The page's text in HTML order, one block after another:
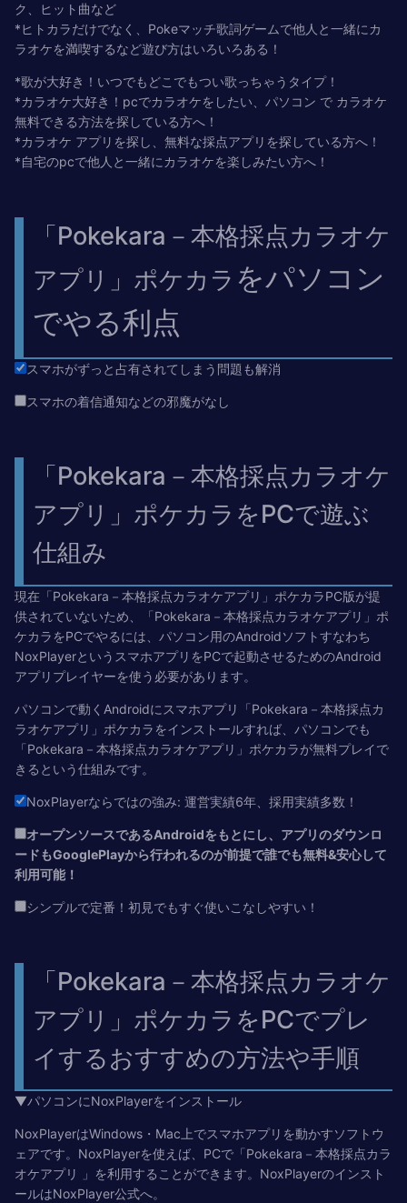
ク、ヒット曲など
*ヒトカラだけでなく、Pokeマッチ歌詞ゲームで他人と一緒にカ
ラオケを満喫するなど遊び方はいろいろある！
*歌が大好き！いつでもどこでもつい歌っちゃうタイプ！
*カラオケ大好き！pcでカラオケをしたい、パソコン で カラオケ
無料できる方法を探している方へ！
*カラオケ アプリを探し、無料な採点アプリを探している方へ！
*自宅のpcで他人と一緒にカラオケを楽しみたい方へ！
「Pokekara－本格採点カラオケ
アプリ」ポケカラ をパソコン
でやる利点
スマホがずっと占有されてしまう問題も解消
スマホの着信通知などの邪魔がなし
「Pokekara－本格採点カラオケ
アプリ」ポケカラをPCで遊ぶ
仕組み
現在「Pokekara－本格採点カラオケアプリ」ポケカラPC版が提
供されていないため、「Pokekara－本格採点カラオケアプリ」ポ
ケカラをPCでやるには、パソコン用のAndroidソフトすなわち
NoxPlayerというスマホアプリをPCで起動させるためのAndroid
アプリプレイヤーを使う必要があります。
パソコンで動くAndroidにスマホアプリ「Pokekara－本格採点カ
ラオケアプリ」ポケカラをインストールすれば、パソコンでも
「Pokekara－本格採点カラオケアプリ」ポケカラが無料プレイで
きるという仕組みです。
NoxPlayerならではの強み: 運営実績6年、採用実績多数！
オープンソースであるAndroidをもとにし、アプリのダウンロ
ードもGooglePlayから行われるのが前提で誰でも無料&安心して
利用可能！
シンプルで定番！初見でもすぐ使いこなしやすい！
「Pokekara－本格採点カラオケ
アプリ」ポケカラをPCでプレ
イするおすすめの方法や手順
▼パソコンにNoxPlayerをインストール
NoxPlayerはWindows・Mac上でスマホアプリを動かすソフトウ
ェアです。NoxPlayerを使えば、PCで「Pokekara－本格採点カラ
オケアプリ 」を利用することができます。NoxPlayerのインスト
ールはNoxPlayer公式へ。